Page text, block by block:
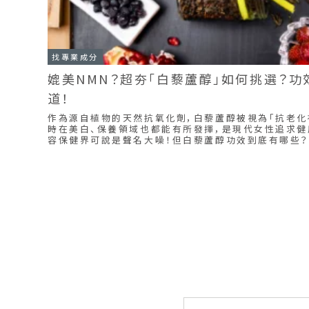
找專業成分
媲美NMN？超夯「白藜蘆醇」如何挑選？
道！
作為源自植物的天然抗氧化劑，白藜蘆醇被視為「抗老化
時在美白、保養領域也都能有所發揮，是現代女性追求
容保健界可說是聲名大噪！但白藜蘆醇功效到底有哪些